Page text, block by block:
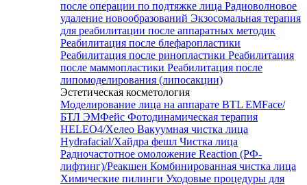
после операции по подтяжке лица Радиоволновое
удаление новообразований Экзосомальная терапия
для реабилитации после аппаратных методик
Реабилитация после блефаропластики
Реабилитация после ринопластики Реабилитация
после маммопластики Реабилитация после
липомоделирования (липосакции)
Эстетическая косметология
Моделирование лица на аппарате BTL EMFace/
БТЛ ЭМФейс Фотодинамическая терапия
HELEO4/Хелео Вакуумная чистка лица
Hydrafacial/Хайдра фешл Чистка лица
Радиочастотное омоложение Reaction (РФ-
лифтинг)/Реакшен Комбинированная чистка лица
Химические пилинги Уходовые процедуры для